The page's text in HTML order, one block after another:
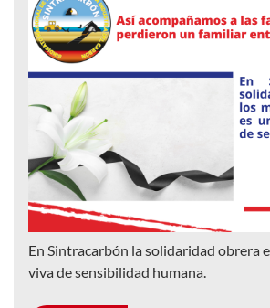
En Sintracarbón la solidaridad obrera
viva de sensibilidad humana.